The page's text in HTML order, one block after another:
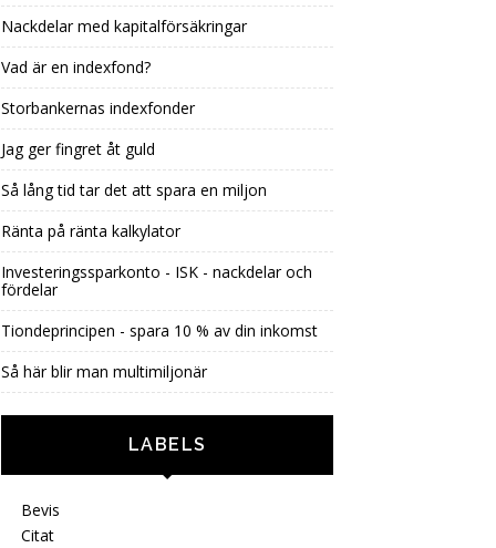
Nackdelar med kapitalförsäkringar
Vad är en indexfond?
Storbankernas indexfonder
Jag ger fingret åt guld
Så lång tid tar det att spara en miljon
Ränta på ränta kalkylator
Investeringssparkonto - ISK - nackdelar och
fördelar
Tiondeprincipen - spara 10 % av din inkomst
Så här blir man multimiljonär
LABELS
Bevis
Citat